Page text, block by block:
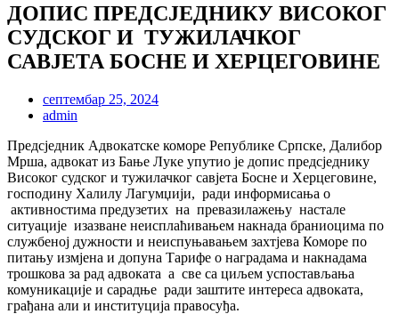
ДОПИС ПРЕДСЈЕДНИКУ ВИСОКОГ
СУДСКОГ И ТУЖИЛАЧКОГ
САВЈЕТА БОСНЕ И ХЕРЦЕГОВИНЕ
септембар 25, 2024
admin
Предсједник Адвокатске коморе Републике Српске, Далибор
Мрша, адвокат из Бање Луке упутио је допис предсједнику
Високог судског и тужилачког савјета Босне и Херцеговине,
господину Халилу Лагумџији, ради информисања о
активностима предузетих на превазилажењу настале
ситуације изазване неисплаћивањем накнада браниоцима по
службеној дужности и неиспуњавањем захтјева Коморе по
питању измјена и допуна Тарифе о наградама и накнадама
трошкова за рад адвоката а све са циљем успостављања
комуникације и сарадње ради заштите интереса адвоката,
грађана али и институција правосуђа.